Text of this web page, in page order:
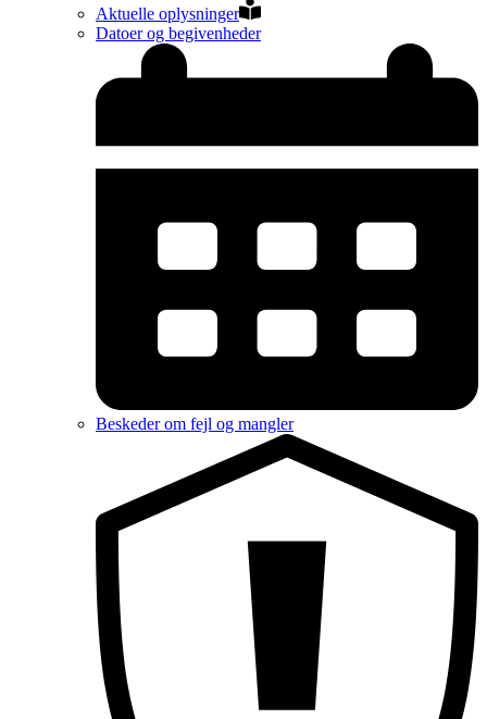
Aktuelle oplysninger
Datoer og begivenheder
Beskeder om fejl og mangler